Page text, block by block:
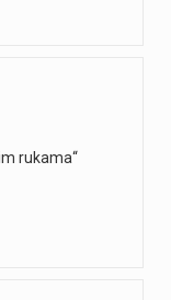
rukama“